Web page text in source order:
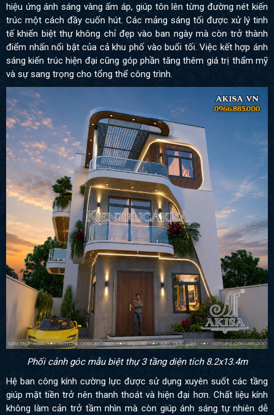
hiệu ứng ánh sáng vàng ấm áp, giúp tôn lên từng đường nét kiến
trúc một cách đầy cuốn hút. Các mảng sáng tối được xử lý tinh
tế khiến biệt thự không chỉ đẹp vào ban ngày mà còn trở thành
điểm nhấn nổi bật của cả khu phố vào buổi tối. Việc kết hợp ánh
sáng kiến trúc hiện đại cũng góp phần tăng thêm giá trị thẩm mỹ
và sự sang trọng cho tổng thể công trình.
Phối cảnh góc mẫu biệt thự 3 tầng diện tích 8.2x13.4m
Hệ ban công kính cường lực được sử dụng xuyên suốt các tầng
giúp mặt tiền trở nên thanh thoát và hiện đại hơn. Chất liệu kính
không làm cản trở tầm nhìn mà còn giúp ánh sáng tự nhiên dễ